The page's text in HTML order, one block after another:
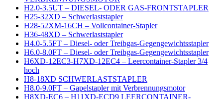
H2.0-3.5UT – DIESEL- ODER GAS-FRONTSTAPLER
H25-32XD – Schwerlaststapler
H28-52XM-16CH – Vollcontainer-Stapler
H36-48XD – Schwerlaststapler
H4.0-5.5FT – Diesel- oder Treibgas-Gegengewichtsstapler
H6.0-8.0FT – Diesel- oder Treibgas-Gegengewichtsstapler
H6XD-12EC3-H7XD-12EC4 – Leercontainer-Stapler 3/4
hoch
H8-18XD SCHWERLASTSTAPLER
H8.0-9.0FT – Gapelstapler mit Verbrennungsmotor
H8XD-EC6 – H11XD-ECD9 LEERCONTAINER-